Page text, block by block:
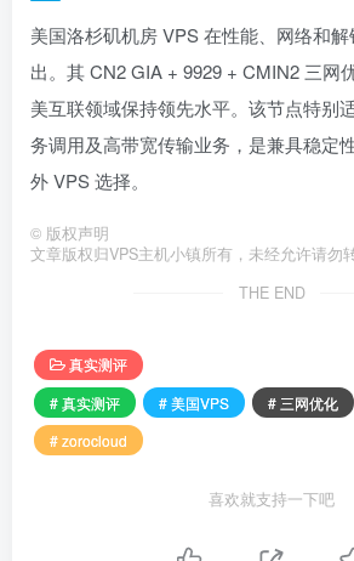
美国洛杉矶机房 VPS 在性能、网络和
出。其 CN2 GIA + 9929 + CMIN2 三网
美互联领域保持领先水平。该节点特别
务调用及高带宽传输业务，是兼具稳定
外 VPS 选择。
© 版权声明
文章版权归VPS主机小镇所有，未经允许请勿转
THE END
真实测评
# 真实测评
# 美国VPS # 三网优化
# zorocloud
喜欢就支持一下吧